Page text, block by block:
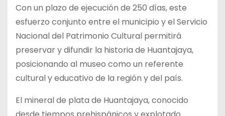
Con un plazo de ejecución de 250 días, este
esfuerzo conjunto entre el municipio y el Servicio
Nacional del Patrimonio Cultural permitirá
preservar y difundir la historia de Huantajaya,
posicionando al museo como un referente
cultural y educativo de la región y del país.
El mineral de plata de Huantajaya, conocido